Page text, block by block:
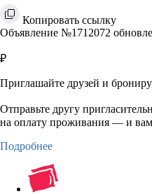
Копировать ссылку
Объявление №1712072
₽
Приглашайте друзей и
Отправьте другу
на оплату проживания — и
Подробнее